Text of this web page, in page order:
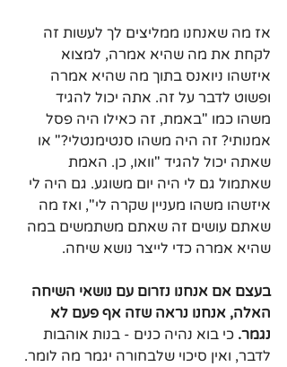
אז מה שאנחנו ממליצים לך לעשות זה
לקחת את מה שהיא אמרה, למצוא
איזשהו ניואנס בתוך מה שהיא אמרה
ופשוט לדבר על זה. אתה יכול להגיד
משהו כמו "באמת, זה כאילו היה פסל
אמנותי? זה היה משהו סנטימנטלי?" או
שאתה יכול להגיד "וואו, כן. האמת
שאתמול גם לי היה יום משוגע. גם היה לי
איזשהו משהו מעניין שקרה לי", ואז מה
שאתם עושים זה שאתם משתמשים במה
שהיא אמרה כדי לייצר נושא שיחה.
בעצם אם אנחנו נזרום עם נושאי השיחה
האלה, אנחנו נראה שזה אף פעם לא
נגמר. כי בוא נהיה כנים - בנות אוהבות
לדבר, ואין סיכוי שלבחורה יגמר מה לומר.